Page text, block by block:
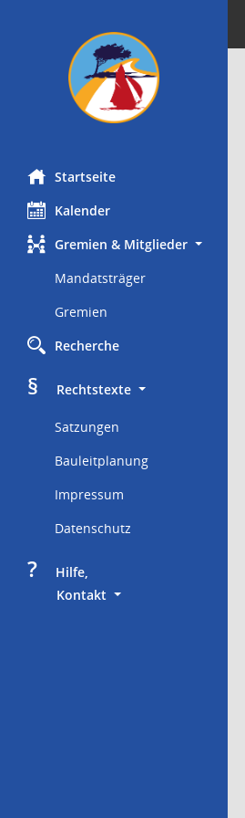
Startseite
Kalender
Gremien & Mitglieder
Mandatsträger
Gremien
Recherche
§
     Rechtstexte
Satzungen
Bauleitplanung
Impressum
Datenschutz
?
     Hilfe,
Kontakt